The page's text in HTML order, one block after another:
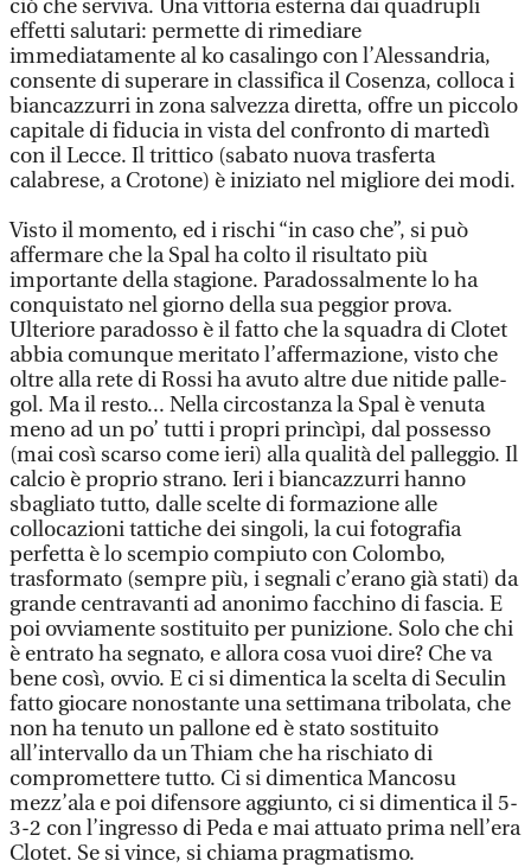
ciò che serviva. Una vittoria esterna dai quadrupli
effetti salutari: permette di rimediare
immediatamente al ko casalingo con l’Alessandria,
consente di superare in classifica il Cosenza, colloca i
biancazzurri in zona salvezza diretta, offre un piccolo
capitale di fiducia in vista del confronto di martedì
con il Lecce. Il trittico (sabato nuova trasferta
calabrese, a Crotone) è iniziato nel migliore dei modi.
Visto il momento, ed i rischi “in caso che”, si può
affermare che la Spal ha colto il risultato più
importante della stagione. Paradossalmente lo ha
conquistato nel giorno della sua peggior prova.
Ulteriore paradosso è il fatto che la squadra di Clotet
abbia comunque meritato l’affermazione, visto che
oltre alla rete di Rossi ha avuto altre due nitide palle-
gol. Ma il resto... Nella circostanza la Spal è venuta
meno ad un po’ tutti i propri princìpi, dal possesso
(mai così scarso come ieri) alla qualità del palleggio. Il
calcio è proprio strano. Ieri i biancazzurri hanno
sbagliato tutto, dalle scelte di formazione alle
collocazioni tattiche dei singoli, la cui fotografia
perfetta è lo scempio compiuto con Colombo,
trasformato (sempre più, i segnali c’erano già stati) da
grande centravanti ad anonimo facchino di fascia. E
poi ovviamente sostituito per punizione. Solo che chi
è entrato ha segnato, e allora cosa vuoi dire? Che va
bene così, ovvio. E ci si dimentica la scelta di Seculin
fatto giocare nonostante una settimana tribolata, che
non ha tenuto un pallone ed è stato sostituito
all’intervallo da un Thiam che ha rischiato di
compromettere tutto. Ci si dimentica Mancosu
mezz’ala e poi difensore aggiunto, ci si dimentica il 5-
3-2 con l’ingresso di Peda e mai attuato prima nell’era
Clotet. Se si vince, si chiama pragmatismo.